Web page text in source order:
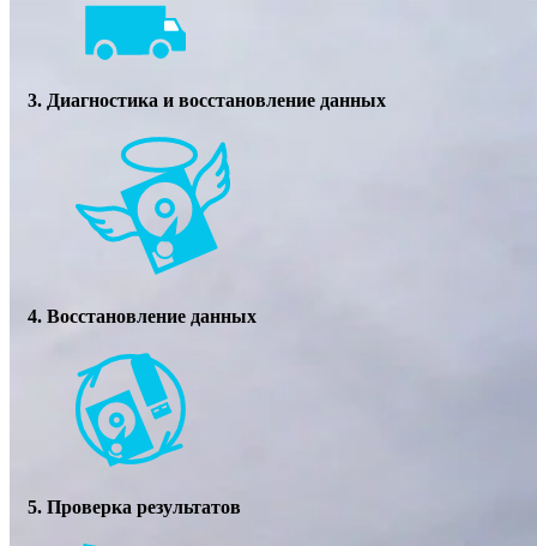
3. Диагностика и восстановление данных
4. Восстановление данных
5. Проверка результатов